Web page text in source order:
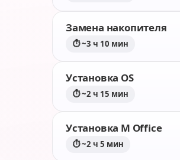
Замена накопителя
⏱ ~3 ч 10 мин
Установка OS
⏱ ~2 ч 15 мин
Установка M Office
⏱ ~2 ч 5 мин